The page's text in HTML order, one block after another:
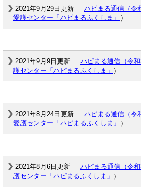
2021年9月29日更新 ハピまる通信（令
愛護センター「ハピまるふくしま」 ）
2021年9月9日更新 ハピまる通信（令和
護センター「ハピまるふくしま」 ）
2021年8月24日更新 ハピまる通信（令
愛護センター「ハピまるふくしま」 ）
2021年8月6日更新 ハピまる通信（令和
護センター「ハピまるふくしま」 ）